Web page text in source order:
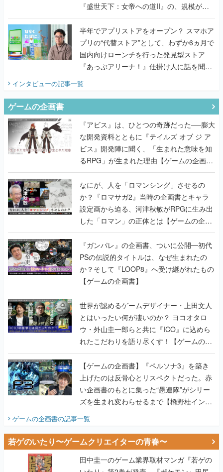
『盛世天下：女帝への道II』の、規模が違
うこだわりをプロデューサーに聞いた
半年でアプリストアをオープン？ スマホア
プリの“代替ストア”として、わずか6ヵ月で
国内向けローンチを行った発見型ストア
『あっぷアリーナ！』仕掛け人に話を聞い
てみた
インタビューの記事一覧
ゲームの企画書
『アビス』は、ひとつの奇跡だった──膨大
な開発資料とともに『テイルズ オブ ジ ア
ビス』開発陣に聞く、「生まれた意味を知
るRPG」が生まれた理由【ゲームの企画
書】
なにが、人を「ロマンシング」させるの
か？『ロマサガ2』当時の企画書とキャラ
設定画から迫る、河津秋敏がRPGに生み出
した「ロマン」の正体とは【ゲームの企画
書】
『ガンパレ』の企画書、ついに公開━初代
PSの伝説的タイトルは、なぜ生まれたの
か？そして『LOOP8』へ受け継がれたもの
【ゲームの企画書】
世界が認めるゲームデザイナー・上田文人
とはいったい何が凄いのか？ ヨコオタロ
ウ・外山圭一郎らと共に『ICO』に込めら
れたこだわりを語り尽くす！【ゲームの企
画書】
【ゲームの企画書】『ペルソナ3』を築き
上げたのは反骨心とリスペクトだった。赤
い企画書のもとに集った“愚連隊”がシリー
ズを生まれ変わらせるまで【橋野桂インタ
ビュー】
ゲームの企画書の記事一覧
若ゲのいたり〜ゲームクリエイターの青春〜
田中圭一のゲーム業界取材マンガ『若ゲの